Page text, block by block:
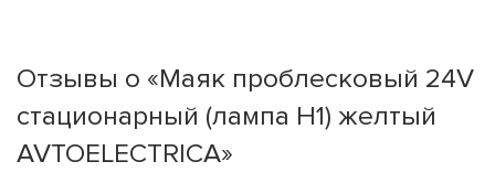
Отзывы о «Маяк проблесковый 24V
стационарный (лампа Н1) желтый
AVTOELECTRICA»